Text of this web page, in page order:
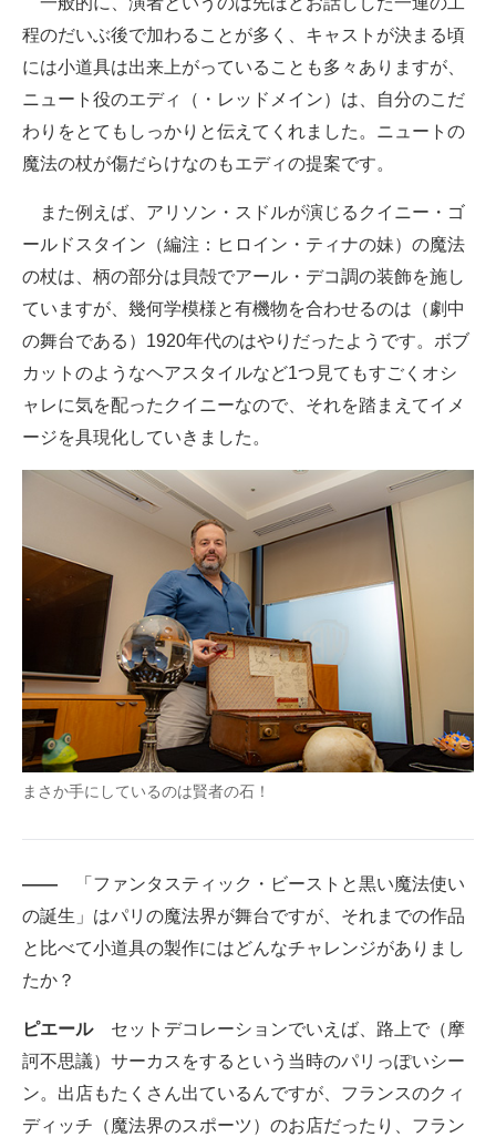
程のだいぶ後で加わることが多く、キャストが決まる頃
には小道具は出来上がっていることも多々ありますが、
ニュート役のエディ（・レッドメイン）は、自分のこだ
わりをとてもしっかりと伝えてくれました。ニュートの
魔法の杖が傷だらけなのもエディの提案です。
また例えば、アリソン・スドルが演じるクイニー・ゴ
ールドスタイン（編注：ヒロイン・ティナの妹）の魔法
の杖は、柄の部分は貝殻でアール・デコ調の装飾を施し
ていますが、幾何学模様と有機物を合わせるのは（劇中
の舞台である）1920年代のはやりだったようです。ボブ
カットのようなヘアスタイルなど1つ見てもすごくオシ
ャレに気を配ったクイニーなので、それを踏まえてイメ
ージを具現化していきました。
まさか手にしているのは賢者の石！
―― 「ファンタスティック・ビーストと黒い魔法使い
の誕生」はパリの魔法界が舞台ですが、それまでの作品
と比べて小道具の製作にはどんなチャレンジがありまし
たか？
ピエールセットデコレーションでいえば、路上で（摩
訶不思議）サーカスをするという当時のパリっぽいシー
ン。出店もたくさん出ているんですが、フランスのクィ
ディッチ（魔法界のスポーツ）のお店だったり、フラン